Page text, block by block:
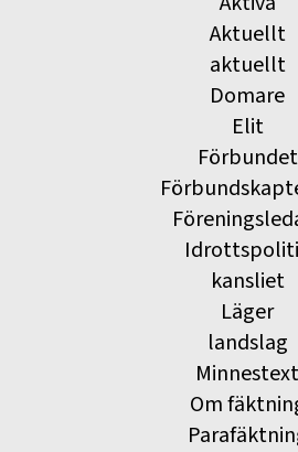
Aktuellt
aktuellt
Domare
Elit
Förbundet
kansliet
Läger
landslag
Minnestext
Om